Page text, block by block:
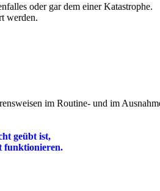
oder gar dem einer Katastrophe.
werden.
im Routine- und im
geübt ist,
funktionieren.